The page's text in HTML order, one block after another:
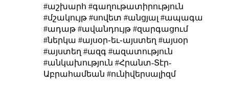
#աշխարհ #գաղութատիրություն
#մշակույթ #սովետ #անցյալ #ապագա
#ադաթ #ավանդույթ #զարգացում
#ներկա #այսօր֊եւ֊այստեղ #այսօր
#այստեղ #ազգ #ազատություն
#անկախություն #Հրանտ-Տէր-
Աբրահամեան #ունիվերսալիզմ